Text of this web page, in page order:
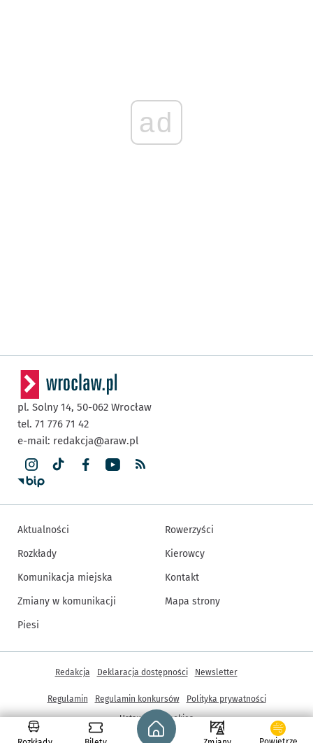
ad
Strona główna - wroclaw.pl
pl. Solny 14, 50-062 Wrocław
tel. 71 776 71 42
e-mail: redakcja@araw.pl
Aktualności
Rozkłady
Komunikacja miejska
Zmiany w komunikacji
Piesi
Rowerzyści
Kierowcy
Kontakt
Mapa strony
Inne informacje
Redakcja Deklaracja dostępności Newsletter
Regulamin Regulamin konkursów
Polityka prywatności
Ustawienia cookies